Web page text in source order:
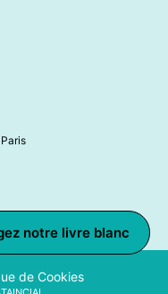
notre livre blanc
de Cookies